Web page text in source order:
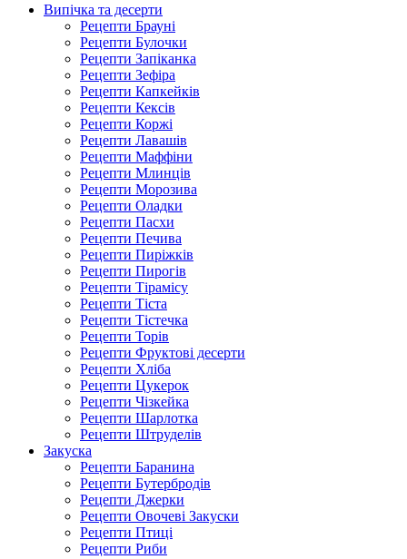
Випічка та десерти
Рецепти Брауні
Рецепти Булочки
Рецепти Запіканка
Рецепти Зефіра
Рецепти Капкейків
Рецепти Кексів
Рецепти Коржі
Рецепти Лавашів
Рецепти Маффіни
Рецепти Млинців
Рецепти Морозива
Рецепти Оладки
Рецепти Пасхи
Рецепти Печива
Рецепти Пиріжків
Рецепти Пирогів
Рецепти Тірамісу
Рецепти Тіста
Рецепти Тістечка
Рецепти Торів
Рецепти Фруктові десерти
Рецепти Хліба
Рецепти Цукерок
Рецепти Чізкейка
Рецепти Шарлотка
Рецепти Штруделів
Закуска
Рецепти Баранина
Рецепти Бутербродів
Рецепти Джерки
Рецепти Овочеві Закуски
Рецепти Птиці
Рецепти Риби